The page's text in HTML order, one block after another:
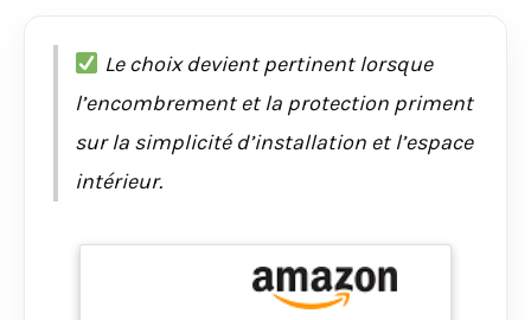
Le choix devient pertinent lorsque
l’encombrement et la protection priment
sur la simplicité d’installation et l’espace
intérieur.